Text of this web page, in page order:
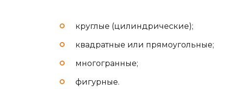
круглые (цилиндрические);
квадратные или прямоугольные;
многогранные;
фигурные.